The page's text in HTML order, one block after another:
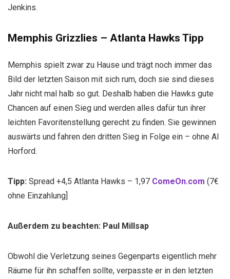
Jenkins.
Memphis Grizzlies – Atlanta Hawks Tipp
Memphis spielt zwar zu Hause und trägt noch immer das
Bild der letzten Saison mit sich rum, doch sie sind dieses
Jahr nicht mal halb so gut. Deshalb haben die Hawks gute
Chancen auf einen Sieg und werden alles dafür tun ihrer
leichten Favoritenstellung gerecht zu finden. Sie gewinnen
auswärts und fahren den dritten Sieg in Folge ein – ohne Al
Horford.
Tipp: Spread +4,5 Atlanta Hawks – 1,97 ComeOn.com (7€
ohne Einzahlung]
Außerdem zu beachten: Paul Millsap
Obwohl die Verletzung seines Gegenparts eigentlich mehr
Räume für ihn schaffen sollte, verpasste er in den letzten